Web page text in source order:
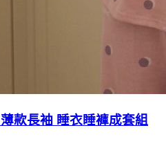
款長袖 睡衣睡褲成套組